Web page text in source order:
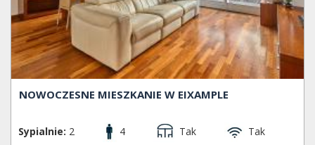
NOWOCZESNE MIESZKANIE W EIXAMPLE
Sypialnie: 2 4 Tak
Tak